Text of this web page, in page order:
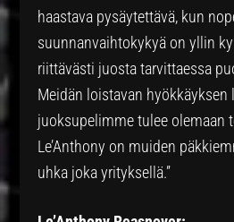
haastava pysäytettävä, kun
suunnanvaihtokykyä on yllin
riittävästi juosta tarvittaessa
Meidän loistavan hyökkäyksen
juoksupelimme tulee olemaan
Le’Anthony on muiden
uhka joka yrityksellä.”